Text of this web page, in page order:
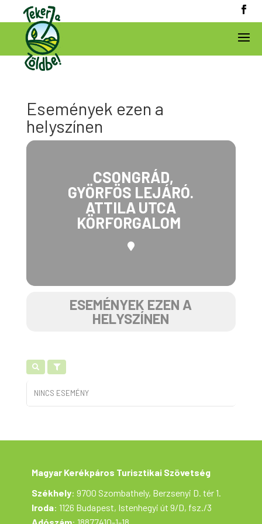
Események ezen a
helyszínen
CSONGRÁD,
GYÖRFÖS LEJÁRÓ.
ATTILA UTCA
KÖRFORGALOM
ESEMÉNYEK EZEN A
HELYSZÍNEN
NINCS ESEMÉNY
Magyar Kerékpáros Turisztikai Szövetség
Székhely: 9700 Szombathely, Berzsenyi D. tér 1.
Iroda: 1126 Budapest, Istenhegyi út 9/D, fsz./3